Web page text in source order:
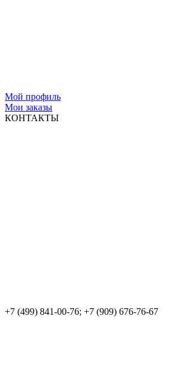
Мой профиль
Мои заказы
КОНТАКТЫ
+7 (499) 841-00-76; +7 (909) 676-76-67